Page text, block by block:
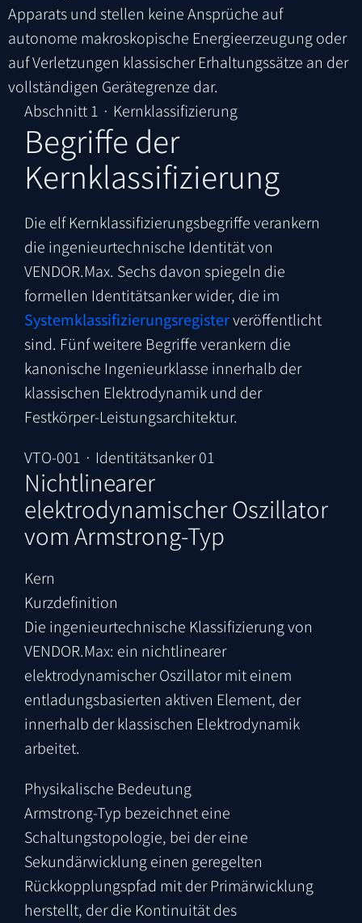
Apparats und stellen keine Ansprüche auf
autonome makroskopische Energieerzeugung oder
auf Verletzungen klassischer Erhaltungssätze an der
vollständigen Gerätegrenze dar.
Abschnitt 1 · Kernklassifizierung
Begriffe der
Kernklassifizierung
Die elf Kernklassifizierungsbegriffe verankern
die ingenieurtechnische Identität von
VENDOR.Max. Sechs davon spiegeln die
formellen Identitätsanker wider, die im
Systemklassifizierungsregisterveröffentlicht
sind. Fünf weitere Begriffe verankern die
kanonische Ingenieurklasse innerhalb der
klassischen Elektrodynamik und der
Festkörper-Leistungsarchitektur.
VTO-001 · Identitätsanker 01
Nichtlinearer
elektrodynamischer Oszillator
vom Armstrong-Typ
Kern
Kurzdefinition
Die ingenieurtechnische Klassifizierung von
VENDOR.Max: ein nichtlinearer
elektrodynamischer Oszillator mit einem
entladungsbasierten aktiven Element, der
innerhalb der klassischen Elektrodynamik
arbeitet.
Physikalische Bedeutung
Armstrong-Typ bezeichnet eine
Schaltungstopologie, bei der eine
Sekundärwicklung einen geregelten
Rückkopplungspfad mit der Primärwicklung
herstellt, der die Kontinuität des